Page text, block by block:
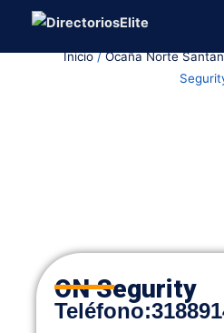
Inicio/Ocaña Norte
ON Segurity
Teléfono: